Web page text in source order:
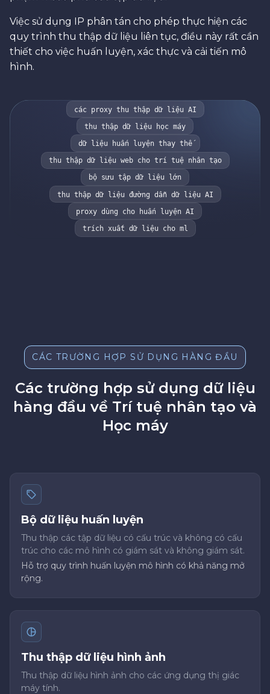
Việc sử dụng IP phân tán cho phép thực hiện các
quy trình thu thập dữ liệu liên tục, điều này rất cần
thiết cho việc huấn luyện, xác thực và cải tiến mô
hình.
các proxy thu thập dữ liệu AI
thu thập dữ liệu học máy
dữ liệu huấn luyện thay thế
thu thập dữ liệu web cho trí tuệ nhân tạo
bộ sưu tập dữ liệu lớn
thu thập dữ liệu đường dẫn dữ liệu AI
proxy dùng cho huấn luyện AI
trích xuất dữ liệu cho ml
CÁC TRƯỜNG HỢP SỬ DỤNG HÀNG ĐẦU
Các trường hợp sử dụng dữ liệu
hàng đầu về Trí tuệ nhân tạo và
Học máy
Bộ dữ liệu huấn luyện
Thu thập các tập dữ liệu có cấu trúc và không có cấu
trúc cho các mô hình có giám sát và không giám sát.
Hỗ trợ quy trình huấn luyện mô hình có khả năng mở
rộng.
Thu thập dữ liệu hình ảnh
Thu thập dữ liệu hình ảnh cho các ứng dụng thị giác
máy tính.